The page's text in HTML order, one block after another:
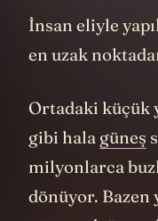
İnsan eliyle
en uzak
Ortadaki küçük
gibi hala güneş
milyonlarca
dönüyor. Bazen